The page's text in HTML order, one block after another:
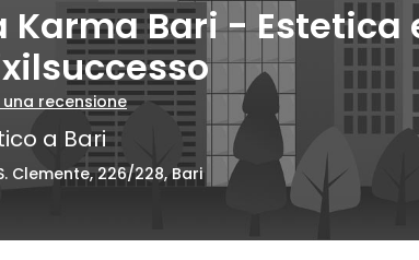
Karma Bari - Estetica
una recensione
a Bari
Clemente, 226/228, Bari